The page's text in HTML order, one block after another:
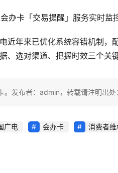
办卡「交易提醒」服务实时监
近年来已优化系统容错机制，
、选对渠道、把握时效三个关
。发布者：admin，转载请注明出处
广电 会办卡 消费者维